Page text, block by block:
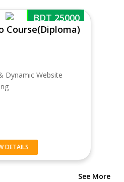
BDT 25000
Course(Diploma)
Dynamic Website
DETAILS
See More